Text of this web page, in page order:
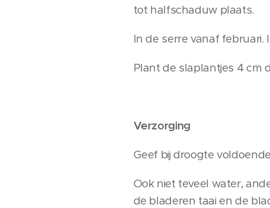
tot halfschaduw plaats.
In de serre vanaf
Plant de slaplantjes 4 cm
Verzorging
Geef bij droogte
Ook niet teveel water,
de bladeren taai en de